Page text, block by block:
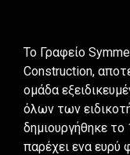
To Γραφείο
Construction,
ομάδα
όλων των
δημιουργήθηκε
παρέχει ενα ευρύ